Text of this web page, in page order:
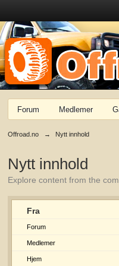
Forum Medlemer
Offroad.no → Nytt innhold
Nytt innhold
Explore content from the
Fra
Forum
Medlemer
Hjem